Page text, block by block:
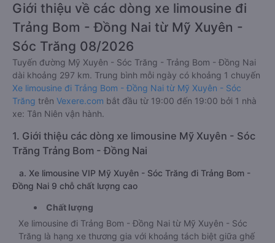
Giới thiệu về các dòng xe limousine đi
Trảng Bom - Đồng Nai từ Mỹ Xuyên -
Sóc Trăng 08/2026
Tuyến đường Mỹ Xuyên - Sóc Trăng - Trảng Bom - Đồng Nai
dài khoảng 297 km. Trung bình mỗi ngày có khoảng 1 chuyến
Xe limousine đi Trảng Bom - Đồng Nai từ Mỹ Xuyên - Sóc
Trăng trên Vexere.com bắt đầu từ 19:00 đến 19:00 bởi 1 nhà
xe: Tân Niên vận hành.
1. Giới thiệu các dòng xe limousine Mỹ Xuyên - Sóc
Trăng Trảng Bom - Đồng Nai
a. Xe limousine VIP Mỹ Xuyên - Sóc Trăng đi Trảng Bom -
Đồng Nai 9 chỗ chất lượng cao
Chất lượng
Xe limousine đi Trảng Bom - Đồng Nai từ Mỹ Xuyên - Sóc
Trăng là hạng xe thương gia với khoảng tách biệt giữa ghế